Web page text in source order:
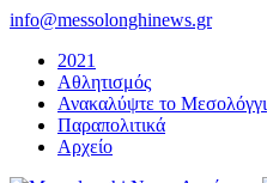
Μετάβαση
περιεχόμενο
info@messolonghinews.gr
2021
Αθλητισμός
Ανακαλύψτε το Μεσολόγγι
Παραπολιτικά
Αρχείο